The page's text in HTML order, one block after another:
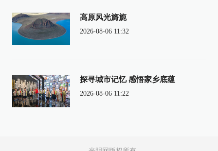
高原风光旖旎
2026-08-06 11:32
探寻城市记忆 感悟家乡底蕴
2026-08-06 11:22